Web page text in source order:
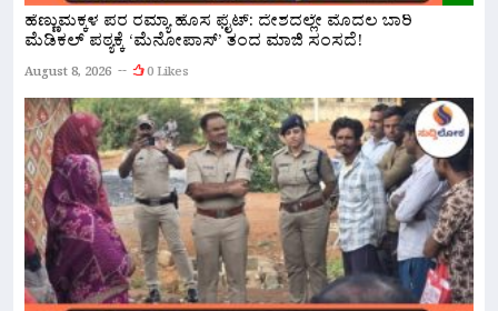
ಹೆಣ್ಣುಮಕ್ಕಳ ಪರ ರಮ್ಯಾ ಹೊಸ ಫೈಟ್: ದೇಶದಲ್ಲೇ ಮೊದಲ ಬಾರಿ
ಮೆಡಿಕಲ್ ಪಠ್ಯಕ್ಕೆ ‘ಮೆನೋಪಾಸ್’ ತಂದ ಮಾಜಿ ಸಂಸದೆ!
August 8, 2026 0 Likes